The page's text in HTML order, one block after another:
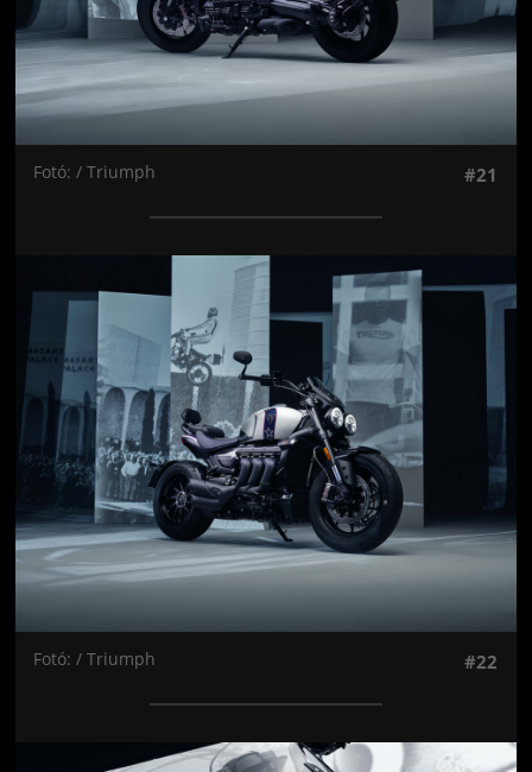
Fotó: / Triumph #21
Jön még kép!
Fotó: / Triumph #22